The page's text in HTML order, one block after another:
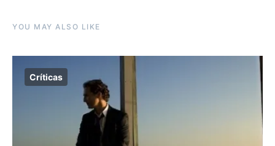
YOU MAY ALSO LIKE
Críticas